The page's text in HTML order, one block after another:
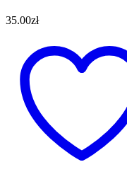
35.00zł